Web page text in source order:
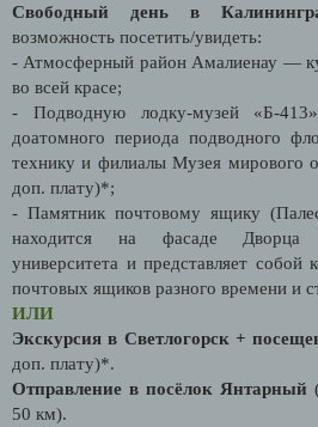
Свободный день в
возможность посетить/увидеть:
- Атмосферный район Амалиенау —
во всей красе;
- Подводную лодку-музей «Б-
доатомного периода подводного
технику и филиалы Музея мирового
доп. плату)*;
- Памятник почтовому ящику
находится на фасаде Дворца
университета и представляет
почтовых ящиков разного времени и
ИЛИ
Экскурсия в Светлогорск +
доп. плату)*.
Отправление в посёлок Янтарный
50 км).